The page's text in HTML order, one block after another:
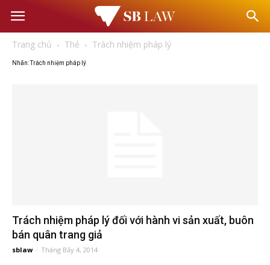
Văn
vấn
Trang chủ Thẻ Trách nhiệm pháp lý
Nhãn: Trách nhiệm pháp lý
Trách nhiệm pháp lý đối với hành vi sản xuất, buôn
bán quân trang giả
sblaw - Tháng Bảy 4, 2014